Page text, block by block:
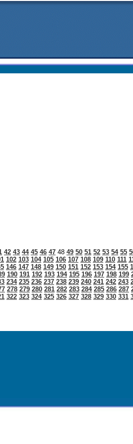
42 43 44 45 46 47 48 49 50 51 52 53 54 55
102 103 104 105 106 107 108 109 110 111
146 147 148 149 150 151 152 153 154 155
190 191 192 193 194 195 196 197 198 199
234 235 236 237 238 239 240 241 242 243
278 279 280 281 282 283 284 285 286 287
322 323 324 325 326 327 328 329 330 331